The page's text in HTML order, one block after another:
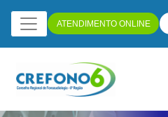
ATENDIMENTO ONLINE